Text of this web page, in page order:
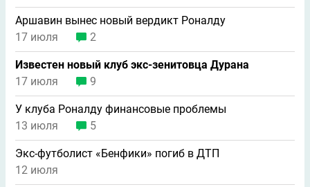
Аршавин вынес новый вердикт Роналду
17 июля
2
Известен новый клуб экс-зенитовца Дурана
17 июля
9
У клуба Роналду финансовые проблемы
13 июля
5
Экс-футболист «Бенфики» погиб в ДТП
12 июля